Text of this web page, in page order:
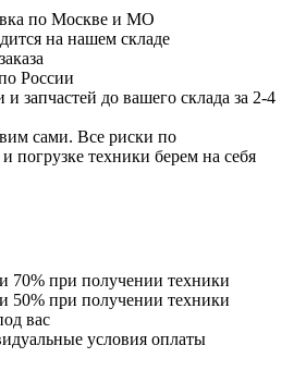
по Москве и МО
на нашем складе
России
и запчастей до вашего склада за 2-4
сами. Все риски по
погрузке техники берем на себя
70% при получении техники
50% при получении техники
вас
условия оплаты